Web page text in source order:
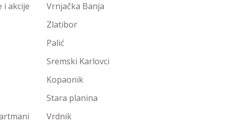
i akcije
Vrnjačka Banja
Zlatibor
Palić
Sremski Karlovci
Kopaonik
Stara planina
Vrdnik